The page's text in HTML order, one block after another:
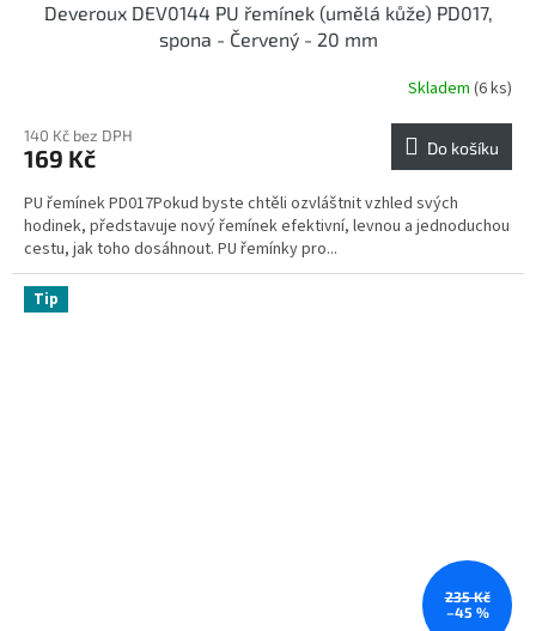
Deveroux DEV0144 PU řemínek (umělá kůže) PD017,
spona - Červený - 20 mm
Skladem (6 ks)
140 Kč bez DPH
169 Kč Do košíku
PU řemínek PD017Pokud byste chtěli ozvláštnit vzhled svých
hodinek, představuje nový řemínek efektivní, levnou a jednoduchou
cestu, jak toho dosáhnout. PU řemínky pro...
Tip
235 Kč
–45 %